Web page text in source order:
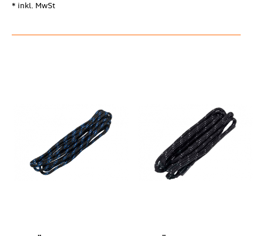
* inkl. MwSt